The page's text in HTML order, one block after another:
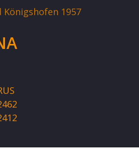
Königshofen 1957